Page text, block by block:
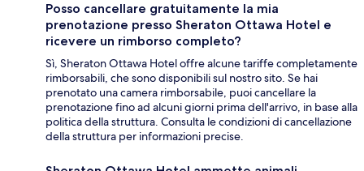
Posso cancellare gratuitamente la mia
prenotazione presso Sheraton Ottawa Hotel e
ricevere un rimborso completo?
Sì, Sheraton Ottawa Hotel offre alcune tariffe completamente
rimborsabili, che sono disponibili sul nostro sito. Se hai
prenotato una camera rimborsabile, puoi cancellare la
prenotazione fino ad alcuni giorni prima dell'arrivo, in base alla
politica della struttura. Consulta le condizioni di cancellazione
della struttura per informazioni precise.